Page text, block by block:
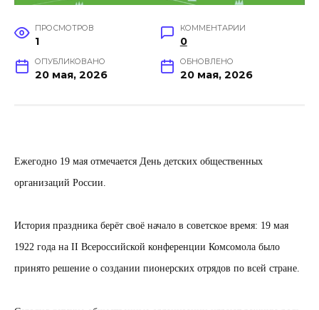
ПРОСМОТРОВ
1
КОММЕНТАРИИ
0
ОПУБЛИКОВАНО
20 мая, 2026
ОБНОВЛЕНО
20 мая, 2026
Ежегодно 19 мая отмечается День детских общественных
организаций России.
История праздника берёт своё начало в советское время: 19 мая
1922 года на II Всероссийской конференции Комсомола было
принято решение о создании пионерских отрядов по всей стране.